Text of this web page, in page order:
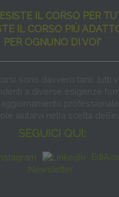
IL CORSO PER
IL CORSO PIÙ
PER OGNUNO DI VOI"
sono davvero tanti, tutti
a diverse esigenze
aggiornamento professionale.
aiutarvi nella scelta
SEGUICI QUI:
Newsletter